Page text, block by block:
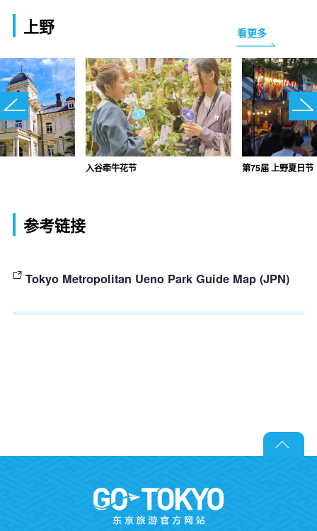
上野 看更多
入谷牵牛花节 第75届 上野夏日节
参考链接
Tokyo Metropolitan Ueno Park Guide Map (JPN)